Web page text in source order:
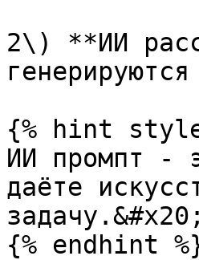
2\) **ИИ
{% hint
ИИ промпт -
даёте
задачу.&#x20;
{% endhint